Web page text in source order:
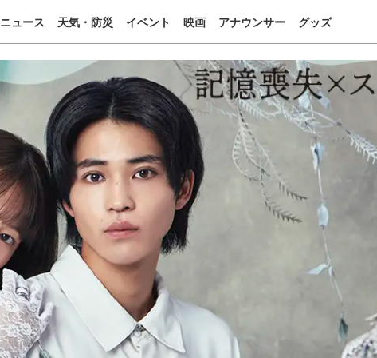
ニュース 天気・防災 イベント 映画 アナウンサー グッズ